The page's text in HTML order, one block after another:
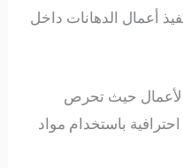
أعمال الدهانات داخل
الأعمال حيث تحرص
باستخدام مواد